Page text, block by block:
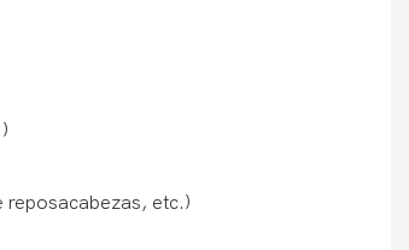
reposacabezas, etc.)